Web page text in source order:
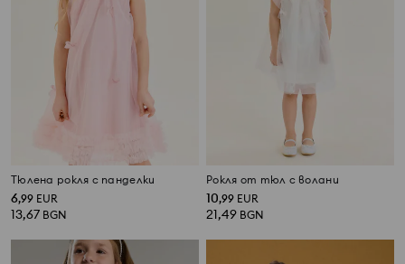
Тюлена рокля с панделки
6,99 EUR
13,67 BGN
Рокля от тюл с волани
10,99 EUR
21,49 BGN